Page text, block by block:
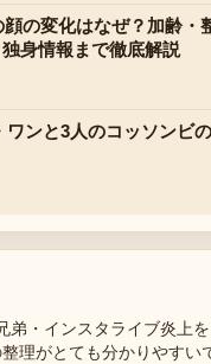
顔の変化はなぜ？加齢・
身情報まで徹底解説
ワンと3人のコッソンビ
弟・インスタライブ炎上
理がとても分かりやすい